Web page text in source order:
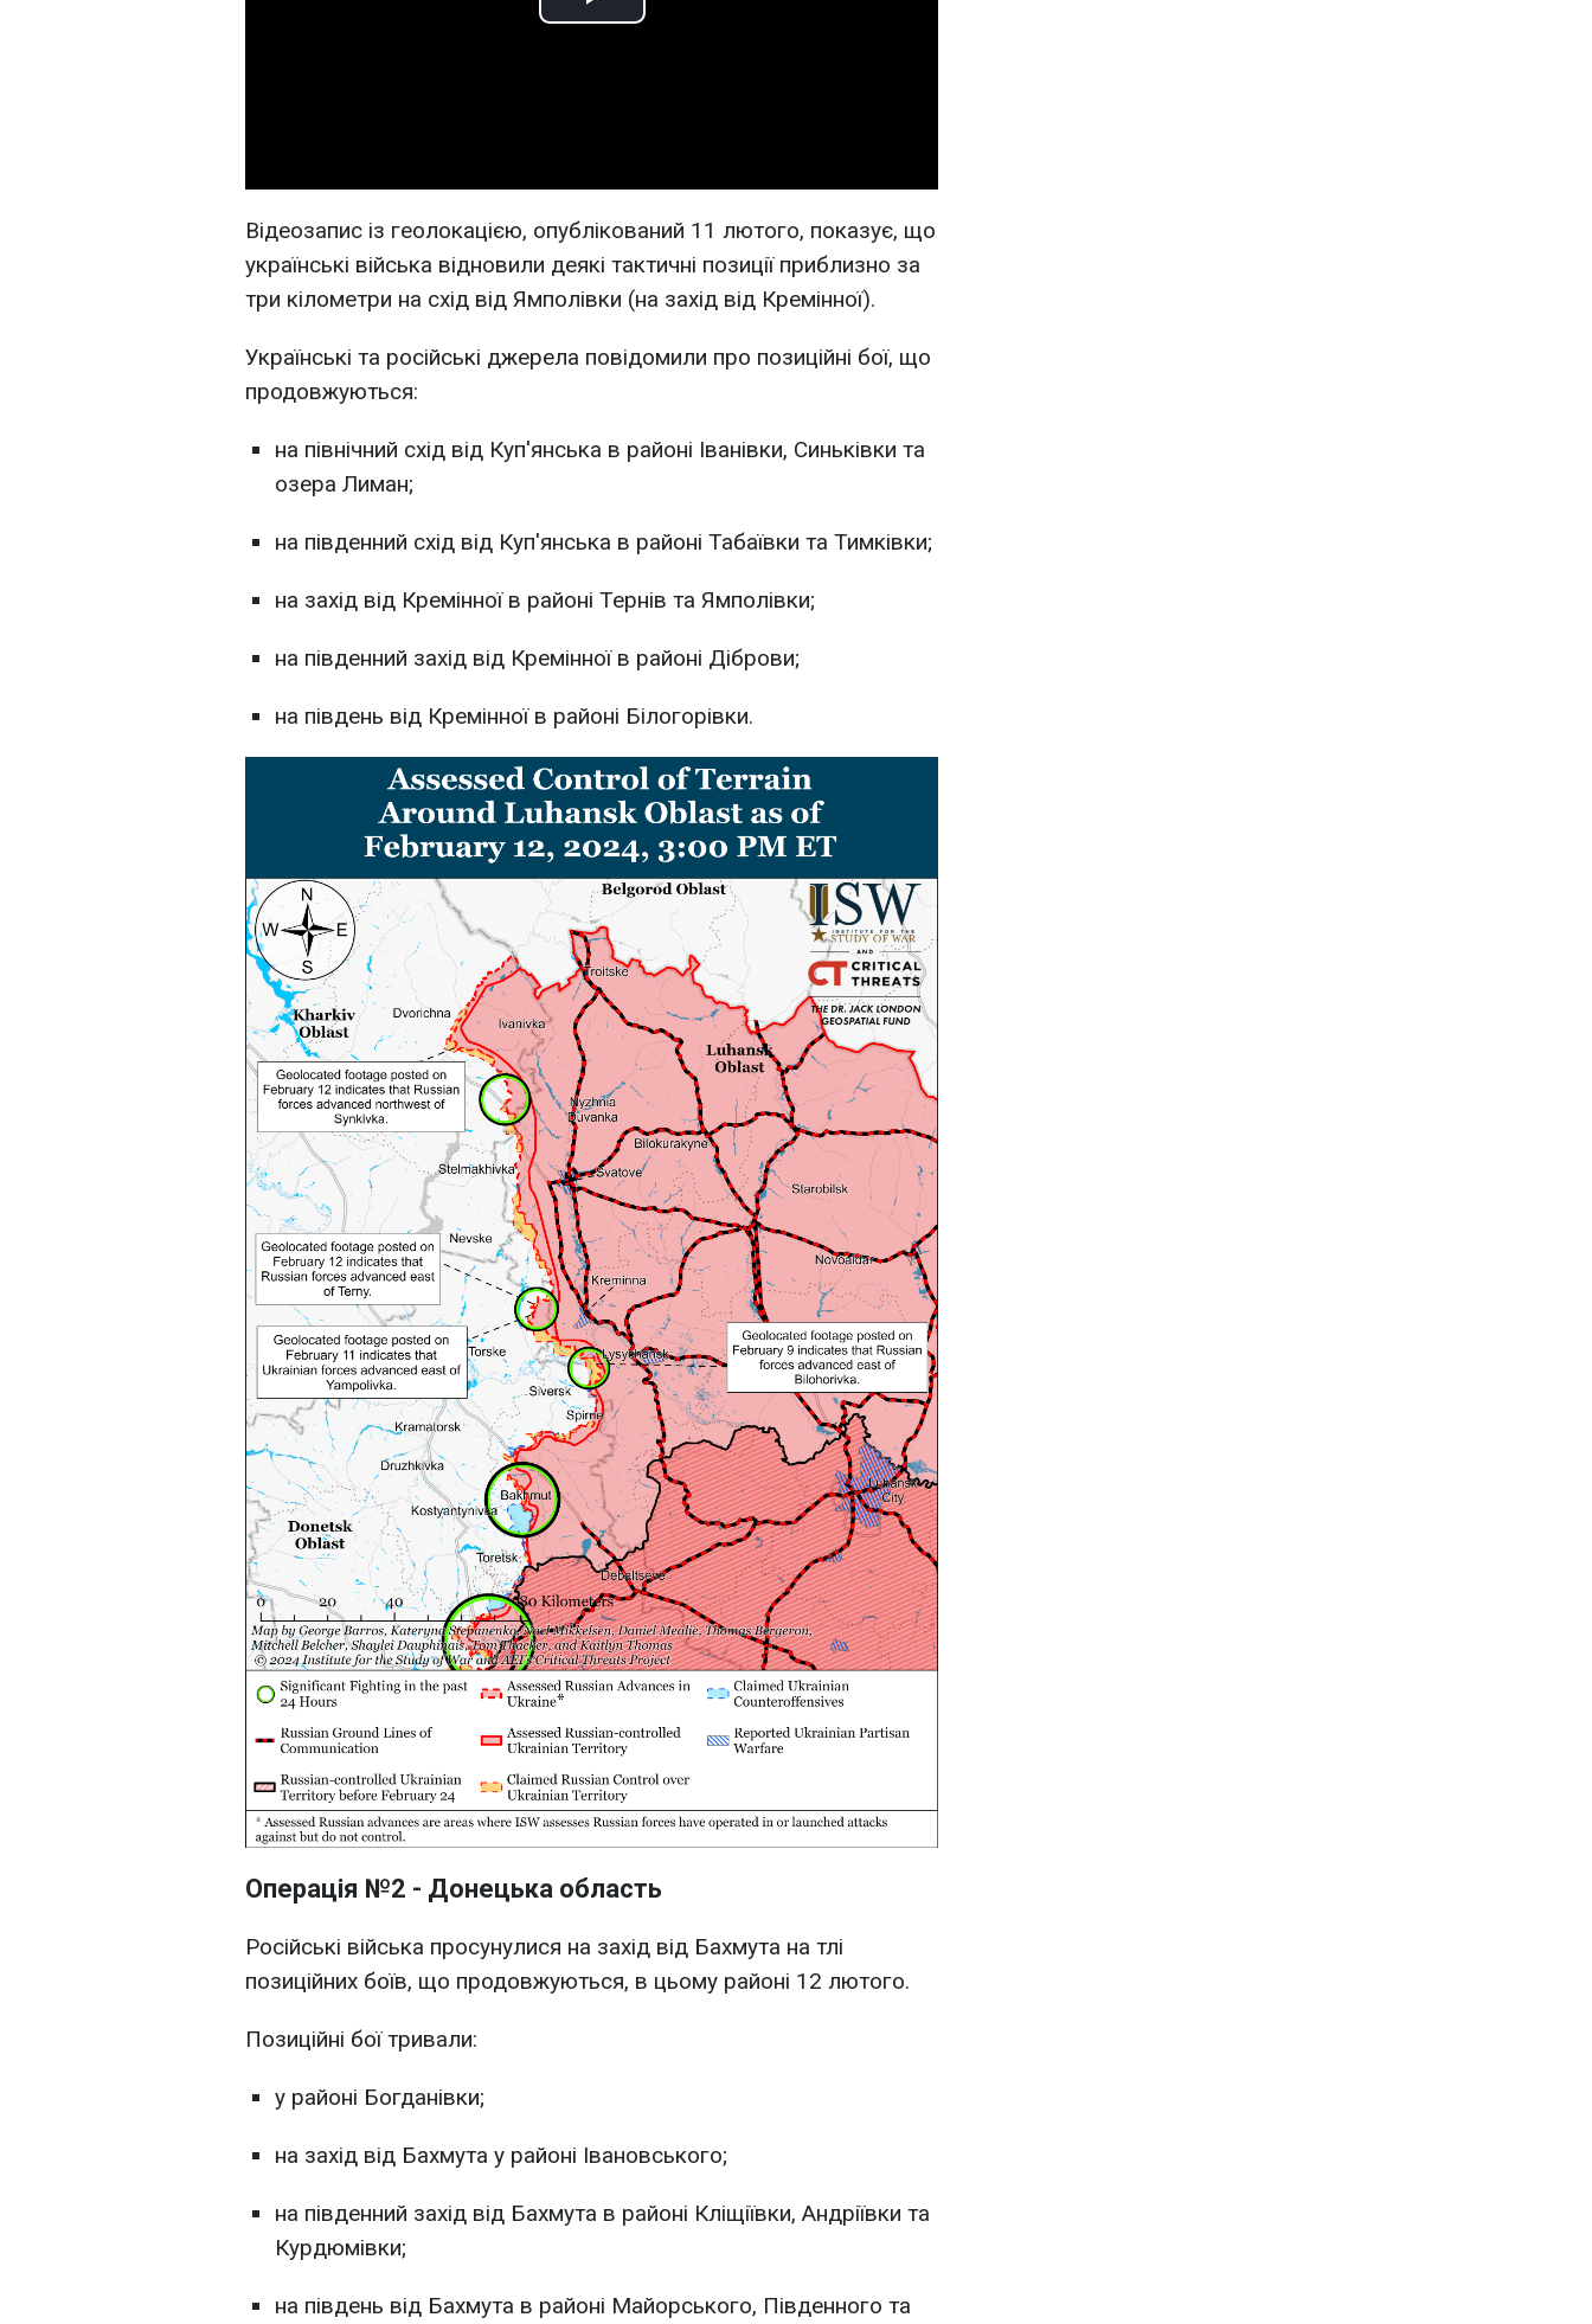
Play
Відеозапис із геолокацією, опублікований 11 лютого, показує, що
українські війська відновили деякі тактичні позиції приблизно за
три кілометри на схід від Ямполівки (на захід від Кремінної).
Українські та російські джерела повідомили про позиційні бої, що
продовжуються:
на північний схід від Куп'янська в районі Іванівки, Синьківки та
озера Лиман;
на південний схід від Куп'янська в районі Табаївки та Тимківки;
на захід від Кремінної в районі Тернів та Ямполівки;
на південний захід від Кремінної в районі Діброви;
на південь від Кремінної в районі Білогорівки.
Операція №2 - Донецька область
Російські війська просунулися на захід від Бахмута на тлі
позиційних боїв, що продовжуються, в цьому районі 12 лютого.
Позиційні бої тривали:
у районі Богданівки;
на захід від Бахмута у районі Івановського;
на південний захід від Бахмута в районі Кліщіївки, Андріївки та
Курдюмівки;
на південь від Бахмута в районі Майорського, Південного та